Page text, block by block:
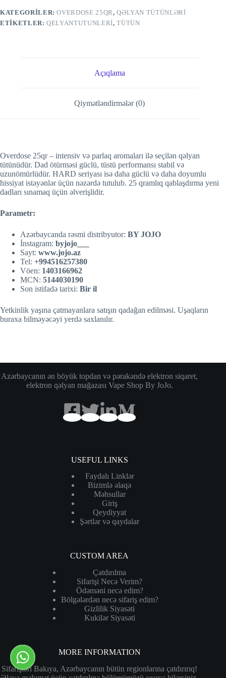
KATEGORILER:OVERDOSE 25QR ,QƏLYAN TÜTÜNLƏRI
ETIKETLER:QELYANTUTUNLERI,TÜTÜN
Açıqlama
Qiymətləndirmələr (0)
Overdose 25qr – intensiv və parlaq aromaları ilə seçilən qəlyan
tütünüdür. Dad ötürməsi güclü, tüstü performansı stabil və
uzunömürlüdür. HARD seriyası isə daha güclü və daha doyumlu
hissiyat istəyənlər üçün nəzərdə tutulub. 25 qramlıq qablaşdırma yeni
dadları sınamaq üçün əlverişlidir.
Parametr:
Azərbaycanda rəsmi distribyutor: BY JOJO
İnstagram: byjojo___
Sayt: www.jojo.az
Tel: +994516257380
Vöen: 1403166962
MCN: 5144030190
Son istifadə tarixi: Bir il
Yetkinlik yaşına çatmayanlara satışın qadağan edilməsi. Uşaqların
buraxa bilməyəcəyi yerdə saxlanılır.
Azərbaycanın ən böyük topdan və pərakəndə elektron siqaret,
elektron qəlyan mağazası Vape Shop By JoJo.
USEFUL LINKS
Faydalı Linklər
Bizimlə əlaqə
Məhsullar
Giriş
Qeydiyyat
Şərtlər və qaydalar
CUSTOM AREA
Çatdırılma
Sifarişi Necə Verim?
Ödəməni necə edim?
Bölgələrdən necə sifariş edim?
Gizlilik Siyasəti
Kukilər Siyasəti
MORE INFORMATION
Sifarişləri Bakıya, Azərbaycanın bütün regionlarına çatdırırıq!